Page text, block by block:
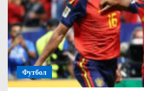
«Наполи»
за
трансфер
Энрике
—
источник
Футбол